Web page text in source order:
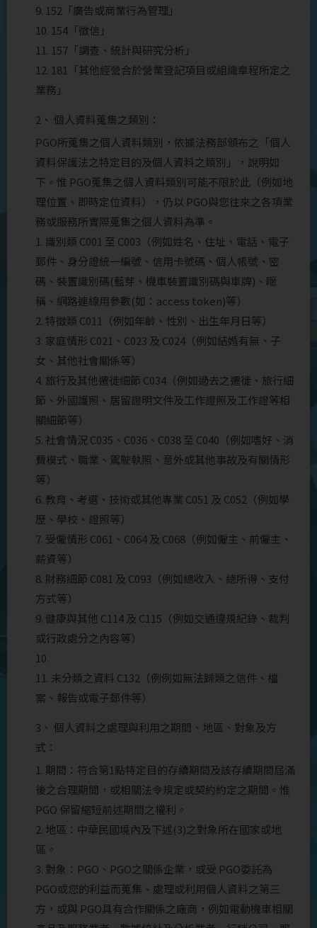
9. 152「廣告或商業行為管理」
10. 154「徵信」
11. 157「調查、統計與研究分析」
12. 181「其他經營合於營業登記項目或組織章程所定之
業務」
2、 個人資料蒐集之類別：
PGO所蒐集之個人資料類別，依據法務部頒布之「個人
資料保護法之特定目的及個人資料之類別」，說明如
下。惟 PGO蒐集之個人資料類別可能不限於此（例如地
理位置、即時定位資料），仍以 PGO與您往來之各項業
務或服務所實際蒐集之個人資料為準。
1. 識別類 C001 至 C003（例如姓名、住址、電話、電子
郵件、身分證統一編號、信用卡號碼、個人帳號、密
碼、裝置識別碼(藍芽、機車裝置識別碼與車牌)、暱
稱、網路連線用參數(如：access token)等）
2. 特徵類 C011（例如年齡、性別、出生年月日等）
3. 家庭情形 C021、C023 及 C024（例如結婚有無、子
女、其他社會關係等）
4. 旅行及其他遷徙細節 C034（例如過去之遷徙、旅行細
節、外國護照、居留證明文件及工作證照及工作證等相
關細節等）
5. 社會情況 C035、C036、C038 至 C040（例如嗜好、消
費模式、職業、駕駛執照、意外或其他事故及有關情形
等）
6. 教育、考選、技術或其他專業 C051 及 C052（例如學
歷、學校、證照等）
7. 受僱情形 C061、C064 及 C068（例如僱主、前僱主、
薪資等）
8. 財務細節 C081 及 C093（例如總收入、總所得、支付
方式等）
9. 健康與其他 C114 及 C115（例如交通違規紀錄、裁判
或行政處分之內容等）
10.
11. 未分類之資料 C132（例例如無法歸類之信件、檔
案、報告或電子郵件等）
3、 個人資料之處理與利用之期間、地區、對象及方
式：
1. 期間：符合第1點特定目的存續期間及該存續期間屆滿
後之合理期間，或相關法令規定或契約約定之期間。惟
PGO 保留縮短前述期間之權利。
2. 地區：中華民國境內及下述(3)之對象所在國家或地
區。
3. 對象：PGO、PGO之關係企業，或受 PGO委託為
PGO或您的利益而蒐集、處理或利用個人資料之第三
方，或與 PGO具有合作關係之廠商，例如電動機車相關